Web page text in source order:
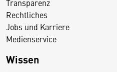
Transparenz
Rechtliches
Jobs und Karriere
Medienservice
Wissen